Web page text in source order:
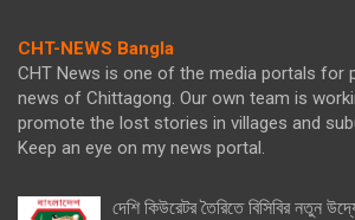
CHT-NEWS Bangla
CHT News is one of the media portals for
news of Chittagong. Our own team is
promote the lost stories in villages and
Keep an eye on my news portal.
দেশি কিউরেটর তৈরিতে বিসিবির নতুন